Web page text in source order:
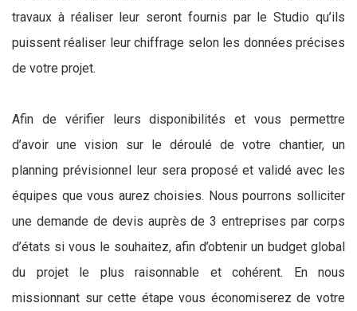
travaux à réaliser leur seront fournis par le Studio qu’ils
puissent réaliser leur chiffrage selon les données précises
de votre projet.
Afin de vérifier leurs disponibilités et vous permettre
d’avoir une vision sur le déroulé de votre chantier, un
planning prévisionnel leur sera proposé et validé avec les
équipes que vous aurez choisies. Nous pourrons solliciter
une demande de devis auprès de 3 entreprises par corps
d’états si vous le souhaitez, afin d’obtenir un budget global
du projet le plus raisonnable et cohérent. En nous
missionnant sur cette étape vous économiserez de votre